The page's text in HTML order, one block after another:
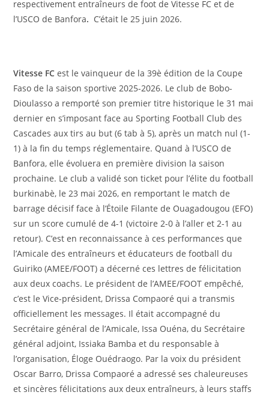
respectivement entraîneurs de foot de Vitesse FC et de
l’USCO de Banfora. C’était le 25 juin 2026.
Vitesse FC est le vainqueur de la 39è édition de la Coupe
Faso de la saison sportive 2025-2026. Le club de Bobo-
Dioulasso a remporté son premier titre historique le 31 mai
dernier en s’imposant face au Sporting Football Club des
Cascades aux tirs au but (6 tab à 5), après un match nul (1-
1) à la fin du temps réglementaire. Quand à l’USCO de
Banfora, elle évoluera en première division la saison
prochaine. Le club a validé son ticket pour l’élite du football
burkinabè, le 23 mai 2026, en remportant le match de
barrage décisif face à l’Étoile Filante de Ouagadougou (EFO)
sur un score cumulé de 4-1 (victoire 2-0 à l’aller et 2-1 au
retour). C’est en reconnaissance à ces performances que
l’Amicale des entraîneurs et éducateurs de football du
Guiriko (AMEE/FOOT) a décerné ces lettres de félicitation
aux deux coachs. Le président de l’AMEE/FOOT empêché,
c’est le Vice-président, Drissa Compaoré qui a transmis
officiellement les messages. Il était accompagné du
Secrétaire général de l’Amicale, Issa Ouéna, du Secrétaire
général adjoint, Issiaka Bamba et du responsable à
l’organisation, Éloge Ouédraogo. Par la voix du président
Oscar Barro, Drissa Compaoré a adressé ses chaleureuses
et sincères félicitations aux deux entraîneurs, à leurs staffs